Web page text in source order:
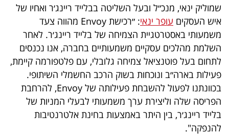
פרסמו
באייס
עקבו
אחרינו:
שמוליק ינאי, מנכ״ל ובעל השליטה בבלייד ריינג׳ר ואחיו של
איש העסקים עופר ינאי
: ״רכישת Envoy מהווה צעד
משמעותי באסטרטגיית הצמיחה של בלייד ריינג׳ר. לאחר
השלמת מהלכים עסקיים משמעותיים בחברה, אנו נכנסים
לתחום בעל פוטנציאל צמיחה גלובלי, עם פלטפורמה קיימת,
פעילות בארה״ב ונוכחות בשוק הרכב החשמלי השיתופי.
בכוונתנו לפעול להשבחת פעילותה של Envoy, להרחבת
הפריסה שלה וליצירת ערך משמעותי לבעלי המניות של
בלייד ריינג׳ר, בין היתר באמצעות בחינת אלטרנטיבות
להנפקה".